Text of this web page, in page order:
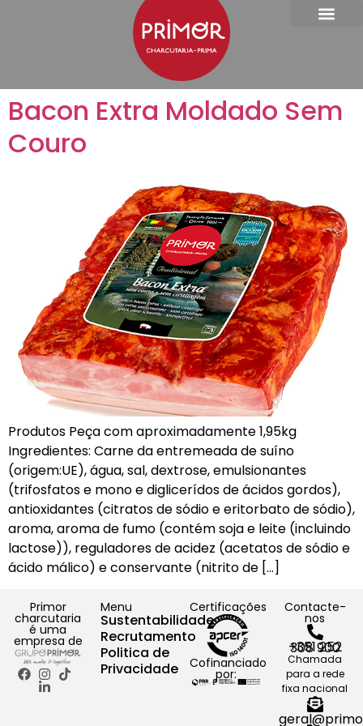
Bacon Extra Moldado Sem
Couro
Produtos Peça com aproximadamente 1,95kg
Ingredientes: Carne da entremeada de suíno
(origem:UE), água, sal, dextrose, emulsionantes
(trifosfatos e mono e diglicerídos de ácidos gordos),
antioxidantes (citratos de sódio e eritorbato de sódio),
aroma, aroma de fumo (contém soja e leite (incluindo
lactose)), reguladores de acidez (acetatos de sódio e
ácido málico) e conservante (nitrito de […]
Primor
charcutaria
é uma
empresa de
Menu
Sustentabilidade
Recrutamento
Politica de
Privacidade
Certificações
Cofinanciado
por:
Contacte-
nos
+351 252 308 900
Chamada
para a rede
fixa nacional